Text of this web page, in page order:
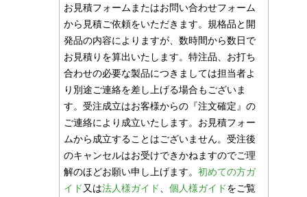
お見積フォームまたはお問い合わせフォーム
から見積ご依頼をいただきます。規格品と開
発品の内容によりますが、数時間から数日で
お見積りを算出いたします。特注品、お打ち
合わせの必要な製品につきましては担当者よ
り別途ご連絡を差し上げる場合もございま
す。受注成立はお客様からの『注文確定』の
ご連絡により成立いたします。お見積フォー
ムから成立することはございません。受注後
のキャンセルはお受けできかねますのでご理
解のほどお願い申し上げます。初めての方ガ
イド 又は法人様ガイド、個人様ガイドをご覧